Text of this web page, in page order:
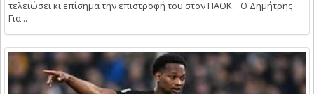
τελειώσει κι επίσημα την επιστροφή του στον ΠΑΟΚ. Ο Δημήτρης
Για...